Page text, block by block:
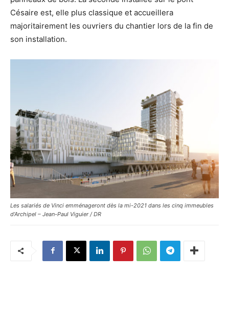
Césaire est, elle plus classique et accueillera
majoritairement les ouvriers du chantier lors de la fin de
son installation.
Les salariés de Vinci emménageront dès la mi-2021 dans les cinq immeubles
d’Archipel – Jean-Paul Viguier / DR